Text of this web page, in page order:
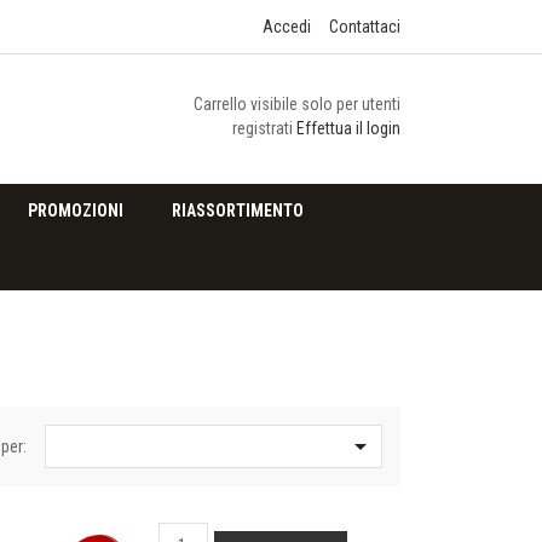
Accedi Contattaci
Carrello visibile solo per utenti
registrati Effettua il login
PROMOZIONI RIASSORTIMENTO
